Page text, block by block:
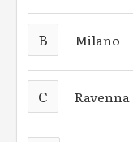
B Milano
C Ravenna